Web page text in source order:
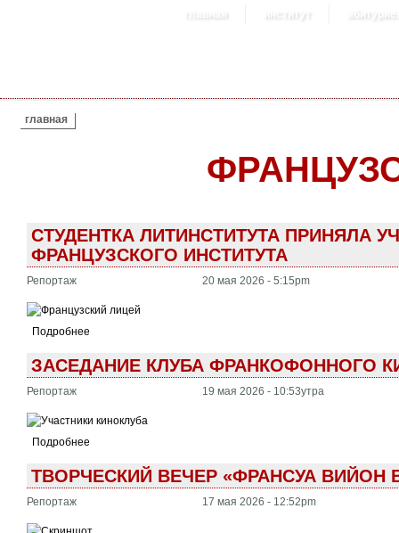
главная институт
ВЫ ЗДЕСЬ
главная
СТУДЕНТКА ЛИТИНСТИТУТА ПРИНЯЛА
ФРАНЦУЗСКОГО ИНСТИТУТА
Репортаж 20 мая 2026 - 5:15pm
Подробнее
ЗАСЕДАНИЕ КЛУБА ФРАНКОФОННОГО
Репортаж 19 мая 2026 - 10:53утра
Подробнее
ТВОРЧЕСКИЙ ВЕЧЕР «ФРАНСУА ВИЙОН
Репортаж 17 мая 2026 - 12:52pm